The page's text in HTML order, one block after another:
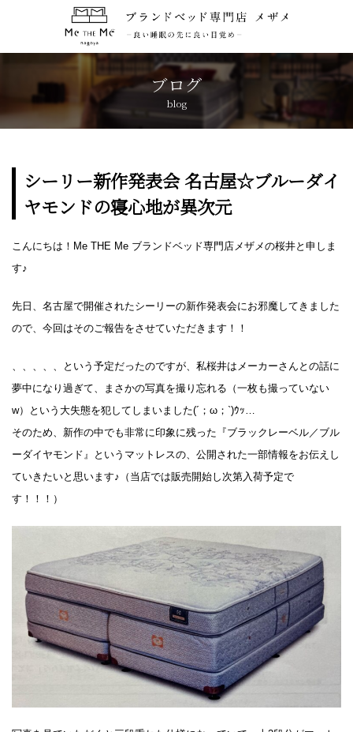
ブログ
blog
シーリー新作発表会 名古屋☆ブルーダイ
ヤモンドの寝心地が異次元
こんにちは！Me THE Me ブランドベッド専門店メザメの桜井と申しま
す♪
先日、名古屋で開催されたシーリーの新作発表会にお邪魔してきました
ので、今回はそのご報告をさせていただきます！！
、、、、、という予定だったのですが、私桜井はメーカーさんとの話に
夢中になり過ぎて、まさかの写真を撮り忘れる（一枚も撮っていない
w）という大失態を犯してしまいました(´；ω；`)ｳｯ…
そのため、新作の中でも非常に印象に残った『ブラックレーベル／ブル
ーダイヤモンド』というマットレスの、公開された一部情報をお伝えし
ていきたいと思います♪（当店では販売開始し次第入荷予定で
す！！！）
トップページ TOP
CONCEPT
アクセス
ブログ BLOG